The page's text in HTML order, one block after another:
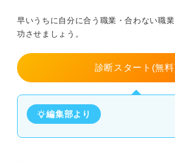
早いうちに自分に合う職業・合わない職
功させましょう。
診断スタート(無
編集部より